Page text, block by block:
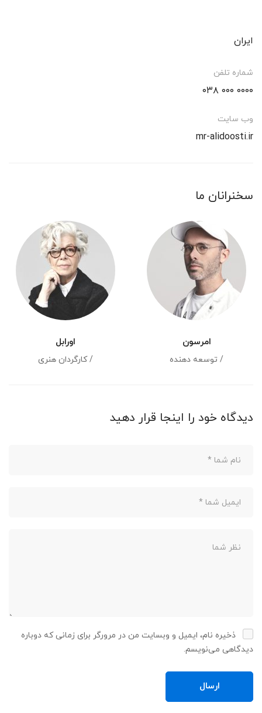
ایران
شماره تلفن
۰۰۰۰ ۰۰۰ ۰۳۸
وب سایت
mr-alidoosti.ir
سخنرانان ما
امرسون
/ توسعه دهنده
اورابل
/ کارگردان هنری
دیدگاه خود را اینجا قرار دهید
ذخیره نام، ایمیل و وبسایت من در مرورگر برای زمانی که دوباره
دیدگاهی می‌نویسم.